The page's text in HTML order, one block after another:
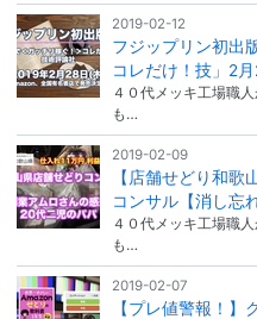
2019-02-12
フジップリン初出
コレだけ！技」2
４０代メッキ工場職
も…
2019-02-09
【店舗せどり和歌
コンサル【消し忘
４０代メッキ工場職
も…
2019-02-07
【プレ値警報！】